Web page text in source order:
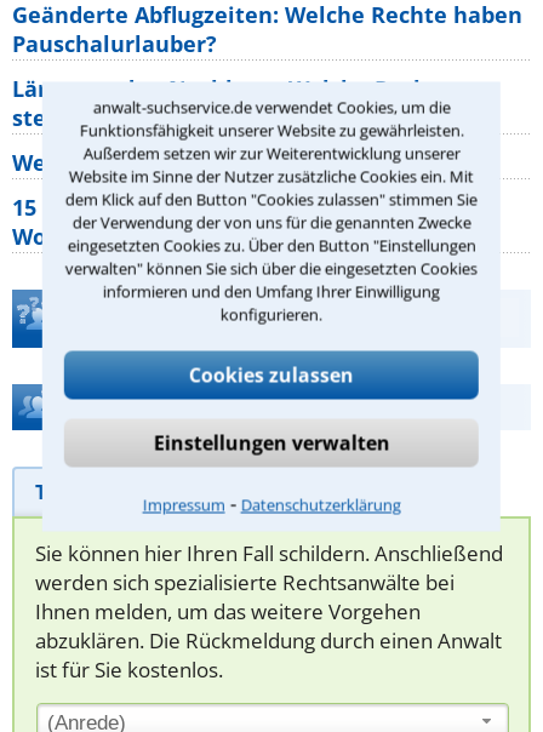
anwalt-suchservice.de verwendet Cookies, um die
Funktionsfähigkeit unserer Website zu gewährleisten.
Außerdem setzen wir zur Weiterentwicklung unserer
Website im Sinne der Nutzer zusätzliche Cookies ein. Mit
dem Klick auf den Button "Cookies zulassen" stimmen Sie
der Verwendung der von uns für die genannten Zwecke
eingesetzten Cookies zu. Über den Button "Einstellungen
verwalten" können Sie sich über die eingesetzten Cookies
informieren und den Umfang Ihrer Einwilligung
konfigurieren.
Cookies zulassen
Einstellungen verwalten
Impressum ⁃ Datenschutzerklärung
Geänderte Abflugzeiten: Welche Rechte haben
Pauschalurlauber?
Lärm von den Nachbarn: Welche Rechte
stehen mir zu?
Wer muss Zweitwohnungssteuer zahlen?
15 elementare Rechte, die jeder
Wohnungseigentümer kennen sollte
Teste Dein Rechtswissen
Hilfe bei Ihrer Anwaltsuche?
Telefonhilfe Beratungsanfrage
Sie können hier Ihren Fall schildern. Anschließend
werden sich spezialisierte Rechtsanwälte bei
Ihnen melden, um das weitere Vorgehen
abzuklären. Die Rückmeldung durch einen Anwalt
ist für Sie kostenlos.
(Anrede)